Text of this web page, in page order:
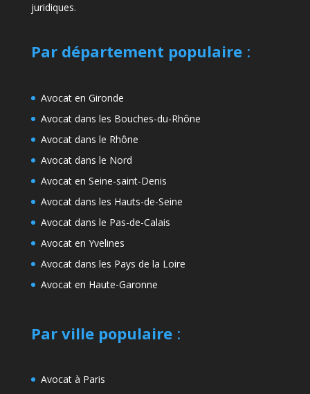
juridiques.
Par département populaire:
Avocat en Gironde
Avocat dans les Bouches-du-Rhône
Avocat dans le Rhône
Avocat dans le Nord
Avocat en Seine-saint-Denis
Avocat dans les Hauts-de-Seine
Avocat dans le Pas-de-Calais
Avocat en Yvelines
Avocat dans les Pays de la Loire
Avocat en Haute-Garonne
Par ville populaire:
Avocat à Paris